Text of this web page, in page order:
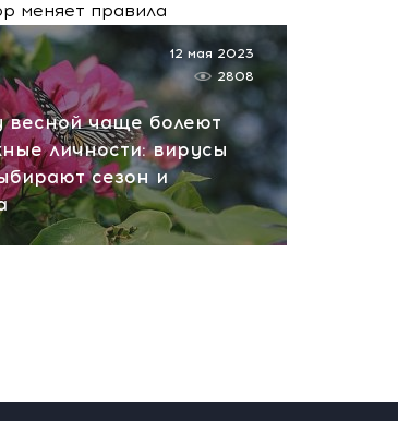
меняет правила
Ближнем Востоке
10:33
весной чаще болеют
личности: вирусы
сезон и
12 мая 2023
2808